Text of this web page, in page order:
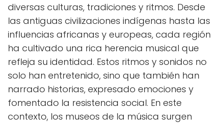
diversas culturas, tradiciones y ritmos. Desde
las antiguas civilizaciones indígenas hasta las
influencias africanas y europeas, cada región
ha cultivado una rica herencia musical que
refleja su identidad. Estos ritmos y sonidos no
solo han entretenido, sino que también han
narrado historias, expresado emociones y
fomentado la resistencia social. En este
contexto, los museos de la música surgen